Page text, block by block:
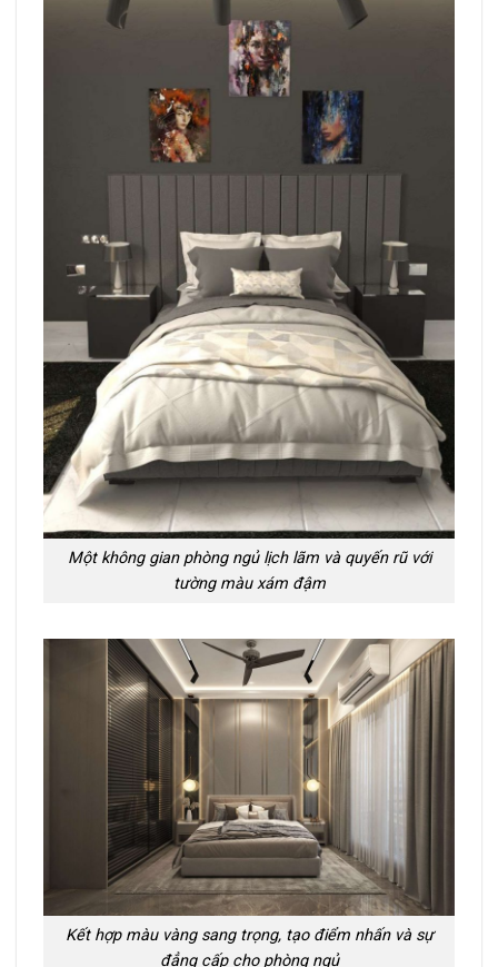
Một không gian phòng ngủ lịch lãm và quyến rũ với
tường màu xám đậm
Kết hợp màu vàng sang trọng, tạo điểm nhấn và sự
đẳng cấp cho phòng ngủ